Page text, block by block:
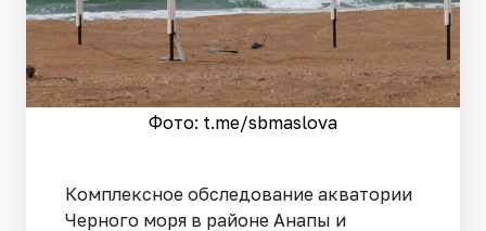
Фото: t.me/sbmaslova
Комплексное обследование акватории
Черного моря в районе Анапы и